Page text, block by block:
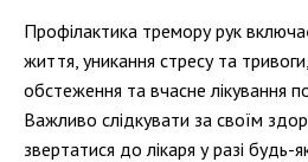
Профілактика тремору рук
життя, уникання стресу та
обстеження та вчасне лікування
Важливо слідкувати за своїм
звертатися до лікаря у разі будь-